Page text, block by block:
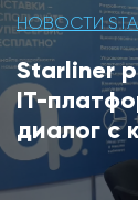
НОВОСТИ
Starliner
IT-
диалог с